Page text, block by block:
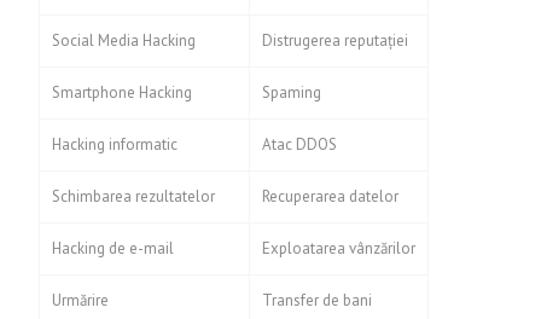
Social Media Hacking Distrugerea reputației
Smartphone Hacking Spaming
Hacking informatic Atac DDOS
Schimbarea rezultatelor Recuperarea datelor
Hacking de e-mail Exploatarea vânzărilor
Urmărire Transfer de bani